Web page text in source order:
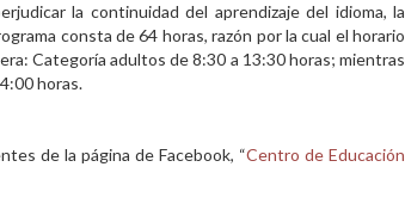
la continuidad del aprendizaje del idioma, la
consta de 64 horas, razón por la cual el horario
Categoría adultos de 8:30 a 13:30 horas; mientras
horas.
de la página de Facebook, “Centro de Educación